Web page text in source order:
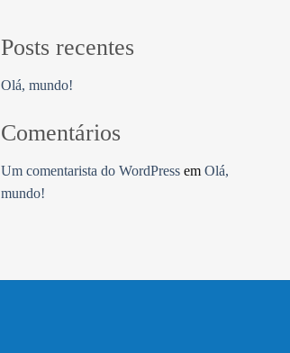
Posts recentes
Olá, mundo!
Comentários
Um comentarista do WordPress em Olá,
mundo!